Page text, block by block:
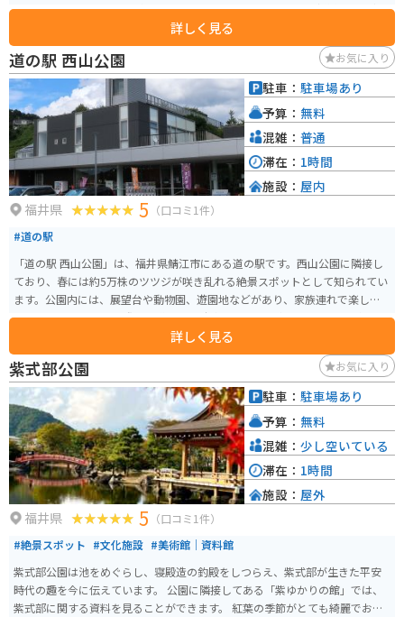
産品を販売するショップがあります。また、レストランでは、新鮮な魚介類
を使った料理や、福井県ならではのグルメを堪能できます。 バイクで訪れる
場合、道の駅には広々とした駐車場が完備されているので安心です。日本海
沿いの道をツーリングする際には、ぜひ立ち寄ってみてください。 周辺に
は、水晶浜海水浴場や、敦賀半島、蘇洞門などの観光スポットがあります。
特に、水晶浜海水浴場は、白い砂浜と青い海のコントラストが美しい、人気
の海水浴場です。
詳しく見る
道の駅 西山公園 お気に入り
福井県 5 （口コミ1件）
#道の駅
「道の駅 西山公園」は、福井県鯖江市にある道の駅です。西山公園に隣接し
ており、春には約5万株のツツジが咲き乱れる絶景スポットとして知られてい
ます。公園内には、展望台や動物園、遊園地などがあり、家族連れで楽しめ
ます。 バイクで訪れる際は、道の駅の駐車場にバイク専用のスペースがあり
ます。また、周辺には、眼鏡の産地として知られる鯖江市街地や、雄大な自
然を楽しめる越前海岸など、ツーリングスポットも充実しています。 地元の
名産品としては、鯖江市の伝統工芸品である鯖江眼鏡や、越前漆器などが有
名です。道の駅内の売店でも購入できます。
詳しく見る
駐車： 駐車場あり
予算： 無料
混雑： 普通
滞在： 1時間
施設： 屋内
紫式部公園 お気に入り
福井県 5 （口コミ1件）
#絶景スポット #文化施設 #美術館｜資料館
紫式部公園は池をめぐらし、寝殿造の釣殿をしつらえ、紫式部が生きた平安
時代の趣を今に伝えています。 公園に隣接してある「紫ゆかりの館」では、
紫式部に関する資料を見ることができます。 紅葉の季節がとても綺麗でおす
駐車： 駐車場あり
予算： 無料
混雑： 少し空いている
滞在： 1時間
施設： 屋外